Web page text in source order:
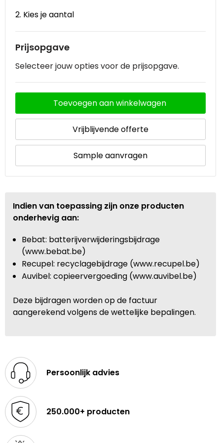
Waterbestendige tassen
Goodiebags
2. Kies je aantal
Prijsopgave
Selecteer jouw opties voor de prijsopgave.
Toevoegen aan winkelwagen
Vrijblijvende offerte
Sample aanvragen
Indien van toepassing zijn onze producten
onderhevig aan:
Bebat: batterijverwijderingsbijdrage
(www.bebat.be)
Recupel: recyclagebijdrage (www.recupel.be)
Auvibel: copieervergoeding (www.auvibel.be)
Deze bijdragen worden op de factuur
aangerekend volgens de wettelijke bepalingen.
Persoonlijk advies
250.000+ producten